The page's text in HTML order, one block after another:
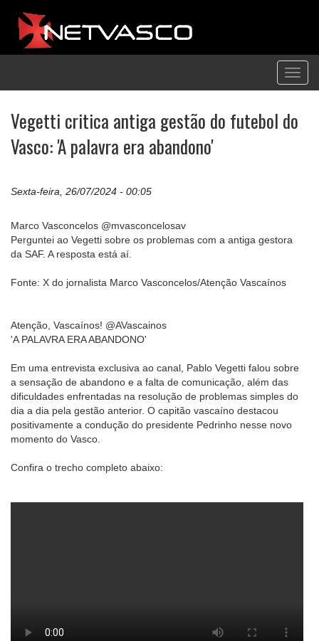
Vegetti critica antiga gestão do futebol do
Vasco: 'A palavra era abandono'
Sexta-feira, 26/07/2024 - 00:05
Marco Vasconcelos @mvasconcelosav
Perguntei ao Vegetti sobre os problemas com a antiga gestora
da SAF. A resposta está aí.
Fonte: X do jornalista Marco Vasconcelos/Atenção Vascaínos
Atenção, Vascaínos! @AVascainos
'A PALAVRA ERA ABANDONO'
Em uma entrevista exclusiva ao canal, Pablo Vegetti falou sobre
a sensação de abandono e a falta de comunicação, além das
dificuldades enfrentadas na resolução de problemas simples do
dia a dia pela gestão anterior. O capitão vascaíno destacou
positivamente a condução do presidente Pedrinho nesse novo
momento do Vasco.
Confira o trecho completo abaixo: